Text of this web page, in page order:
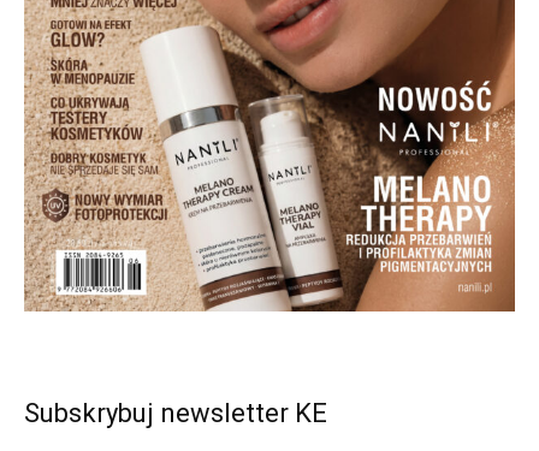
Subskrybuj newsletter KE